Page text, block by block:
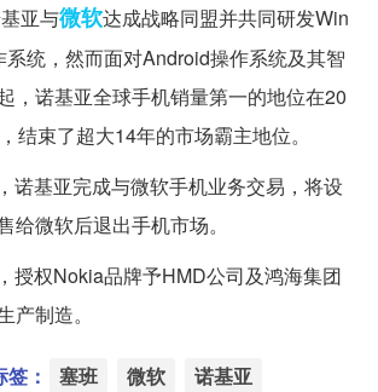
亚与微软达成战略同盟并共同研发Win
统，然而面对Android操作系统及其智
，诺基亚全球手机销量第一的地位在20
结束了超大14年的市场霸主地位。
诺基亚完成与微软手机业务交易，将设
给微软后退出手机市场。
授权Nokia品牌予HMD公司及鸿海集团
产制造。
： 塞班 微软 诺基亚